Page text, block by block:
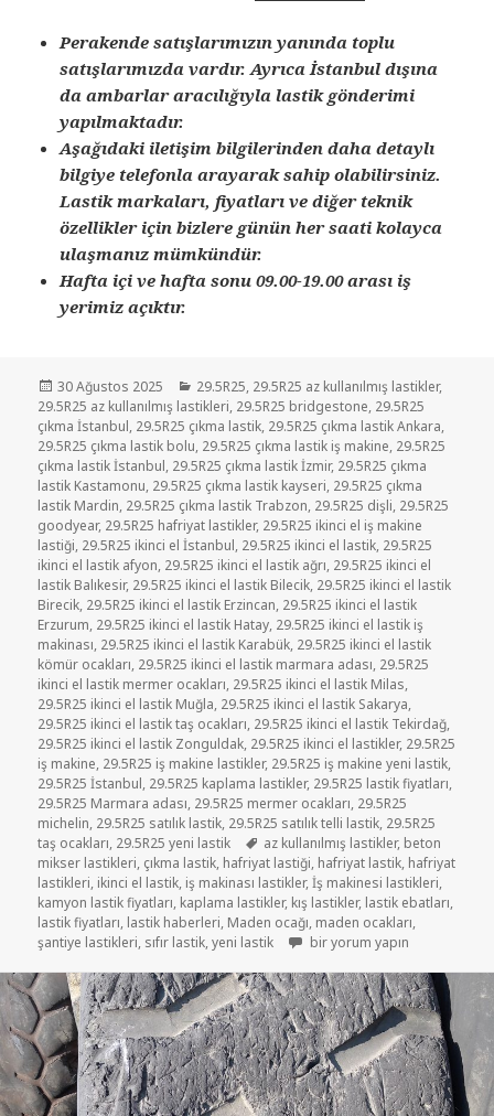
Perakende satışlarımızın yanında toplu
satışlarımızda vardır. Ayrıca İstanbul dışına
da ambarlar aracılığıyla lastik gönderimi
yapılmaktadır.
Aşağıdaki iletişim bilgilerinden daha detaylı
bilgiye telefonla arayarak sahip olabilirsiniz.
Lastik markaları, fiyatları ve diğer teknik
özellikler için bizlere günün her saati kolayca
ulaşmanız mümkündür.
Hafta içi ve hafta sonu 09.00-19.00 arası iş
yerimiz açıktır.
Yayın
tarihi
30 Ağustos 2025 Kategoriler
29.5R25, 29.5R25 az kullanılmış lastikler,
29.5R25 az kullanılmış lastikleri, 29.5R25 bridgestone, 29.5R25
çıkma İstanbul, 29.5R25 çıkma lastik, 29.5R25 çıkma lastik Ankara,
29.5R25 çıkma lastik bolu, 29.5R25 çıkma lastik iş makine, 29.5R25
çıkma lastik İstanbul, 29.5R25 çıkma lastik İzmir, 29.5R25 çıkma
lastik Kastamonu, 29.5R25 çıkma lastik kayseri, 29.5R25 çıkma
lastik Mardin, 29.5R25 çıkma lastik Trabzon, 29.5R25 dişli, 29.5R25
goodyear, 29.5R25 hafriyat lastikler, 29.5R25 ikinci el iş makine
lastiği, 29.5R25 ikinci el İstanbul, 29.5R25 ikinci el lastik, 29.5R25
ikinci el lastik afyon, 29.5R25 ikinci el lastik ağrı, 29.5R25 ikinci el
lastik Balıkesir, 29.5R25 ikinci el lastik Bilecik, 29.5R25 ikinci el lastik
Birecik, 29.5R25 ikinci el lastik Erzincan, 29.5R25 ikinci el lastik
Erzurum, 29.5R25 ikinci el lastik Hatay, 29.5R25 ikinci el lastik iş
makinası, 29.5R25 ikinci el lastik Karabük, 29.5R25 ikinci el lastik
kömür ocakları, 29.5R25 ikinci el lastik marmara adası, 29.5R25
ikinci el lastik mermer ocakları, 29.5R25 ikinci el lastik Milas,
29.5R25 ikinci el lastik Muğla, 29.5R25 ikinci el lastik Sakarya,
29.5R25 ikinci el lastik taş ocakları, 29.5R25 ikinci el lastik Tekirdağ,
29.5R25 ikinci el lastik Zonguldak, 29.5R25 ikinci el lastikler, 29.5R25
iş makine, 29.5R25 iş makine lastikler, 29.5R25 iş makine yeni lastik,
29.5R25 İstanbul, 29.5R25 kaplama lastikler, 29.5R25 lastik fiyatları,
29.5R25 Marmara adası, 29.5R25 mermer ocakları, 29.5R25
michelin, 29.5R25 satılık lastik, 29.5R25 satılık telli lastik, 29.5R25
taş ocakları, 29.5R25 yeni lastik Etiketler
az kullanılmış lastikler, beton
mikser lastikleri, çıkma lastik, hafriyat lastiği, hafriyat lastik, hafriyat
lastikleri, ikinci el lastik, iş makinası lastikler,İş makinesi lastikleri,
kamyon lastik fiyatları, kaplama lastikler, kış lastikler, lastik ebatları,
lastik fiyatları, lastik haberleri, Maden ocağı, maden ocakları,
şantiye lastikleri, sıfır lastik,yeni lastik 29-5-25 BEZLİ İŞ MAKİNE
bir yorum yapın